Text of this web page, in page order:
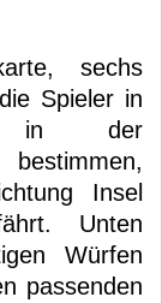
sechs
Spieler in
in der
Insel
Unten
Würfen
passenden